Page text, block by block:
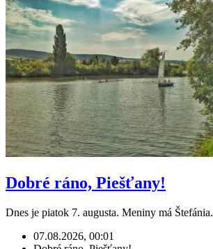
Dobré ráno, Piešťany!
Dnes je piatok 7. augusta. Meniny má Štefánia.
07.08.2026, 00:01